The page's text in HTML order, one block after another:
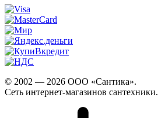
© 2002 — 2026 ООО «Сантика».
Сеть интернет-магазинов сантехники.